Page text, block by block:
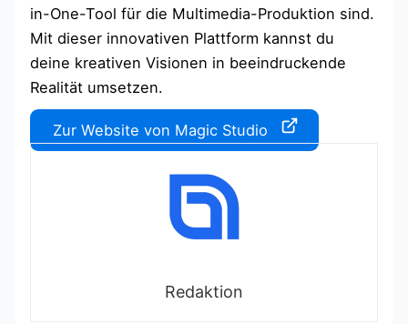
in-One-Tool für die Multimedia-Produktion sind.
Mit dieser innovativen Plattform kannst du
deine kreativen Visionen in beeindruckende
Realität umsetzen.
Zur Website von Magic Studio
Redaktion